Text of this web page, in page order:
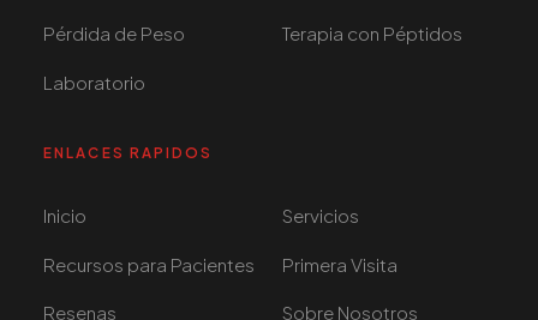
Pérdida de Peso Terapia con Péptidos
Laboratorio
ENLACES RAPIDOS
Inicio Servicios
Recursos para Pacientes Primera Visita
Resenas Sobre Nosotros